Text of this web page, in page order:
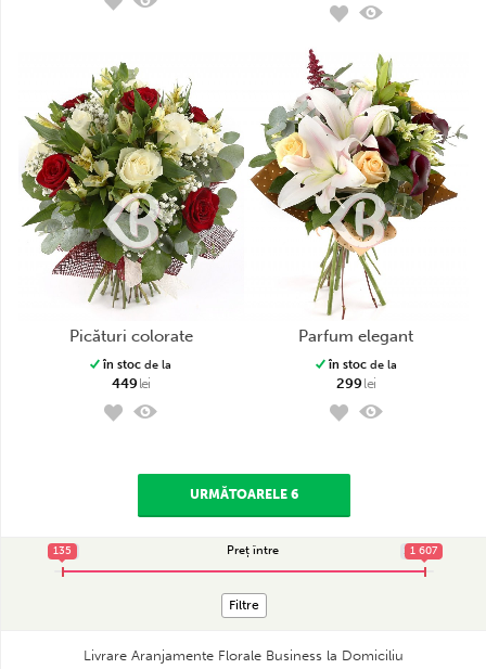
picături colorate
în stoc de la
449lei
parfum elegant
în stocde la
299lei
URMĂTOARELE 6
Preț între
135 1 607
135 1 607
Filtre
Livrare Aranjamente Florale Business la Domiciliu